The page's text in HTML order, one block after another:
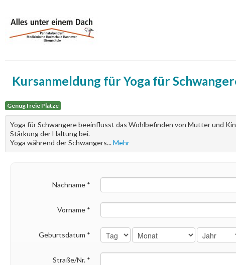
Kursanmeldung fürYoga für
Genug freie Plätze
Yoga für Schwangere beeinflusst das Wohlbefinden von Mutter und
Stärkung der Haltung bei.
Yoga während der Schwangers...Mehr
Nachname *
Vorname *
Geburtsdatum *
Straße/Nr. *